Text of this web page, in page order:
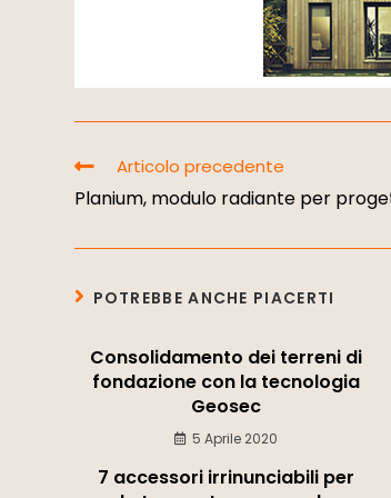
Articolo precedente
Planium, modulo radiante per
POTREBBE ANCHE PIACERTI
Consolidamento dei terreni di
fondazione con la tecnologia
Geosec
5 Aprile 2020
7 accessori irrinunciabili per